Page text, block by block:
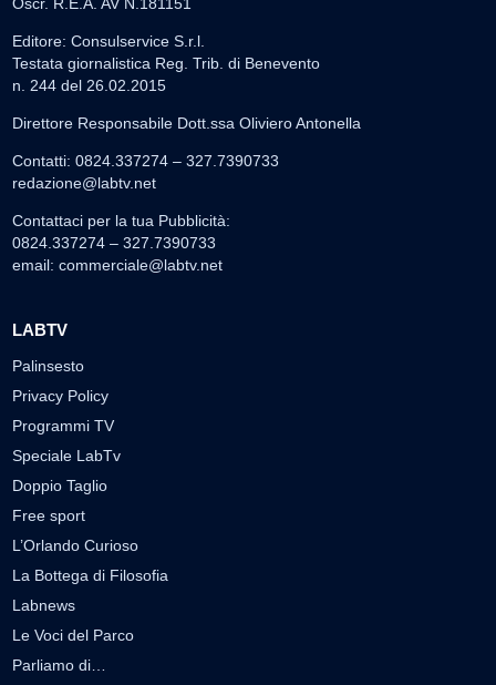
Oscr. R.E.A. AV N.181151
Editore: Consulservice S.r.l.
Testata giornalistica Reg. Trib. di Benevento
n. 244 del 26.02.2015
Direttore Responsabile Dott.ssa Oliviero Antonella
Contatti: 0824.337274 – 327.7390733
redazione@labtv.net
Contattaci per la tua Pubblicità:
0824.337274 – 327.7390733
email: commerciale@labtv.net
LABTV
Palinsesto
Privacy Policy
Programmi TV
Speciale LabTv
Doppio Taglio
Free sport
L’Orlando Curioso
La Bottega di Filosofia
Labnews
Le Voci del Parco
Parliamo di…